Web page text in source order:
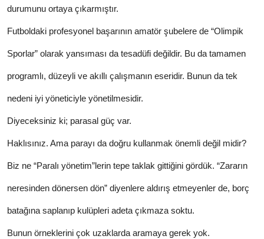
durumunu ortaya çıkarmıştır.
Futboldaki profesyonel başarının amatör şubelere de “Olimpik
Sporlar” olarak yansıması da tesadüfi değildir. Bu da tamamen
programlı, düzeyli ve akıllı çalışmanın eseridir. Bunun da tek
nedeni iyi yöneticiyle yönetilmesidir.
Diyeceksiniz ki; parasal güç var.
Haklısınız. Ama parayı da doğru kullanmak önemli değil midir?
Biz ne “Paralı yönetim”lerin tepe taklak gittiğini gördük. “Zararın
neresinden dönersen dön” diyenlere aldırış etmeyenler de, borç
batağına saplanıp kulüpleri adeta çıkmaza soktu.
Bunun örneklerini çok uzaklarda aramaya gerek yok.